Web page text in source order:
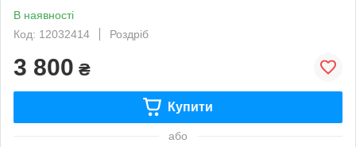
В наявності
Код: 12032414
Роздріб
3 800 ₴
Купити
або